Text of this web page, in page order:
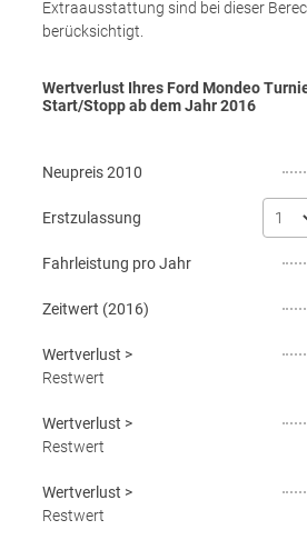
Extraausstattung sind bei dieser
berücksichtigt.
Wertverlust Ihres Ford Mondeo
Start/Stopp ab dem Jahr2016
Neupreis2010
Erstzulassung
Fahrleistung pro Jahr
Zeitwert (2016)
Wertverlust >
Restwert
Wertverlust >
Restwert
Wertverlust >
Restwert